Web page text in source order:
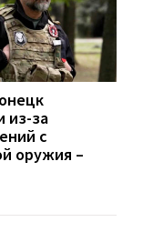
из-за
с
оружия –